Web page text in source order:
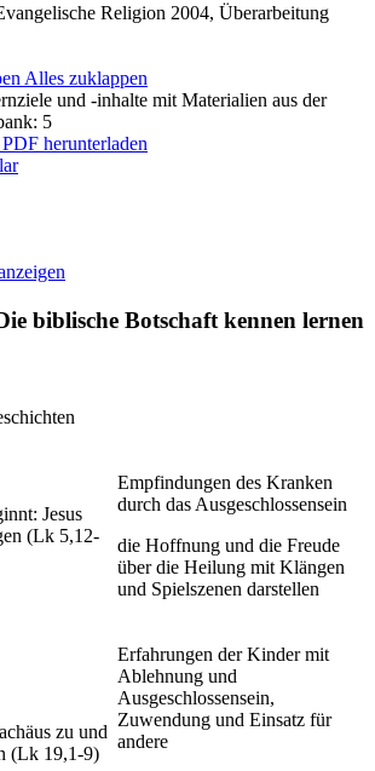
Religion 2004, Überarbeitung
Alles zuklappen
und -inhalte mit Materialien aus der
5
herunterladen
biblische Botschaft kennen lernen
Jesus
(Lk 5,12-
Empfindungen des Kranken
durch das Ausgeschlossensein
die Hoffnung und die Freude
über die Heilung mit Klängen
und Spielszenen darstellen
zu und
(Lk 19,1-9)
Erfahrungen der Kinder mit
Ablehnung und
Ausgeschlossensein,
Zuwendung und Einsatz für
andere